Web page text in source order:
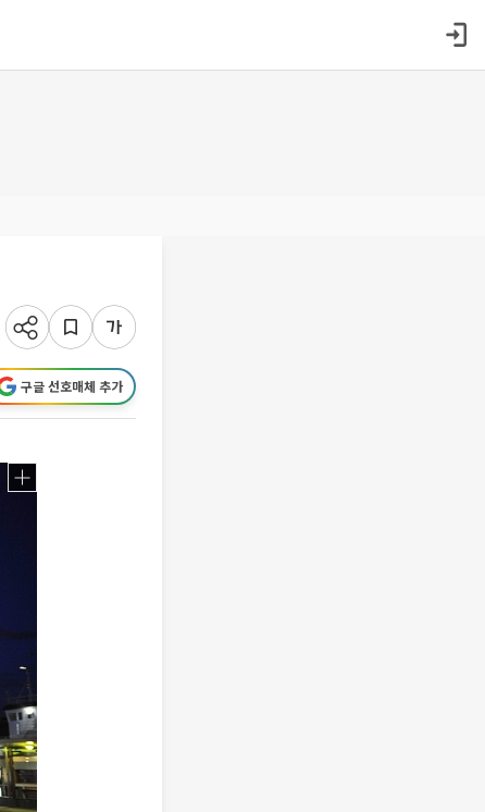
구글 선호매체 추가